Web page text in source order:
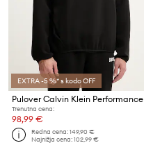
EXTRA -5 %* s kodo OFF
Pulover Calvin Klein Performance
Trenutna cena:
98,99 €
Redna cena:149,90 €
Najnižja cena:102,99 €